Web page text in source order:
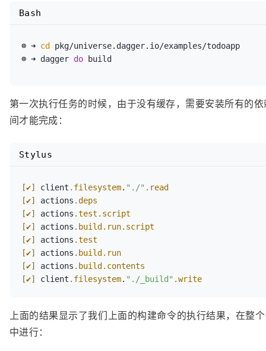
☸ ➜ cd
pkg/universe.dagger.io/examples/todoapp
☸ ➜ dagger do
Bash
第一次执行任务的时候，由于没有缓存，需要安装所有的
间才能完成：
[✔] client .filesystem. "./" .read
[✔]
actions .deps
[✔]
actions .test .script
[✔]
actions .build .run.script
[✔]
actions .test
[✔]
actions .build .run
[✔]
actions .build .contents
[✔]
client .filesystem. "./_build" .write
Stylus
上面的结果显示了我们上面的构建命令的执行结果，在整
中进行：